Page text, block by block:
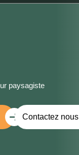
paysagiste
Contactez nous